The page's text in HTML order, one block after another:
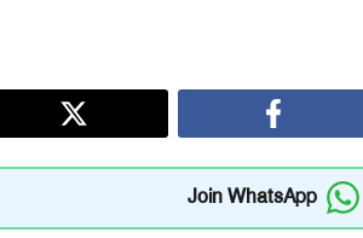
Join WhatsApp